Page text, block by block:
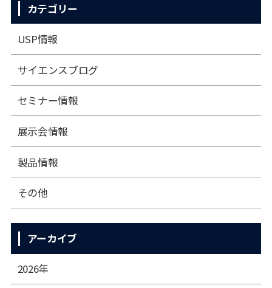
カテゴリー
USP情報
サイエンスブログ
セミナー情報
展⽰会情報
製品情報
その他
アーカイブ
2026年